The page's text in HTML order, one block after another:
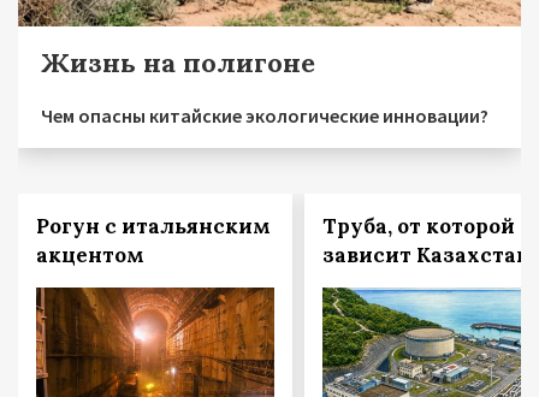
Жизнь на полигоне
Чем опасны китайские экологические инновации?
Рогун с итальянским
акцентом
Труба, от которой
зависит Казахстан